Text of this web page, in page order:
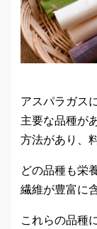
アスパラガス
主要な品種が
方法があり、
どの品種も栄
繊維が豊富に
これらの品種